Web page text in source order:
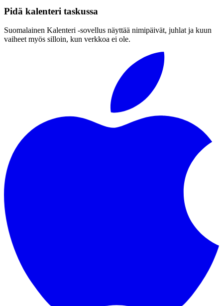
Pidä kalenteri taskussa
Suomalainen Kalenteri ‑sovellus näyttää nimipäivät, juhlat ja kuun
vaiheet myös silloin, kun verkkoa ei ole.